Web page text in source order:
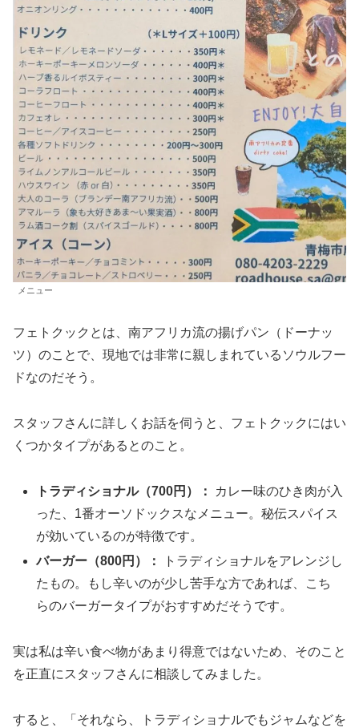
メニュー
フェトクックとは、南アフリカ流の揚げパン（ドーナッ
ツ）のことで、現地では非常に親しまれているソウルフー
ドなのだそう。
スタッフさんに詳しくお話を伺うと、フェトクックにはい
くつかタイプがあるとのこと。
トラディショナル（700円）：
カレー味のひき肉が入
った、1番オーソドックスなメニュー。秘伝スパイス
が効いているのが特徴です。
バーガー（800円）：
トラディショナルをアレンジし
たもの。もし辛いのが少し苦手な方であれば、こち
らのバーガータイプがおすすめだそうです。
実は私は辛い食べ物があまり得意ではないため、そのこと
を正直にスタッフさんに相談してみました。
すると、「それなら、トラディショナルでもジャムなどを